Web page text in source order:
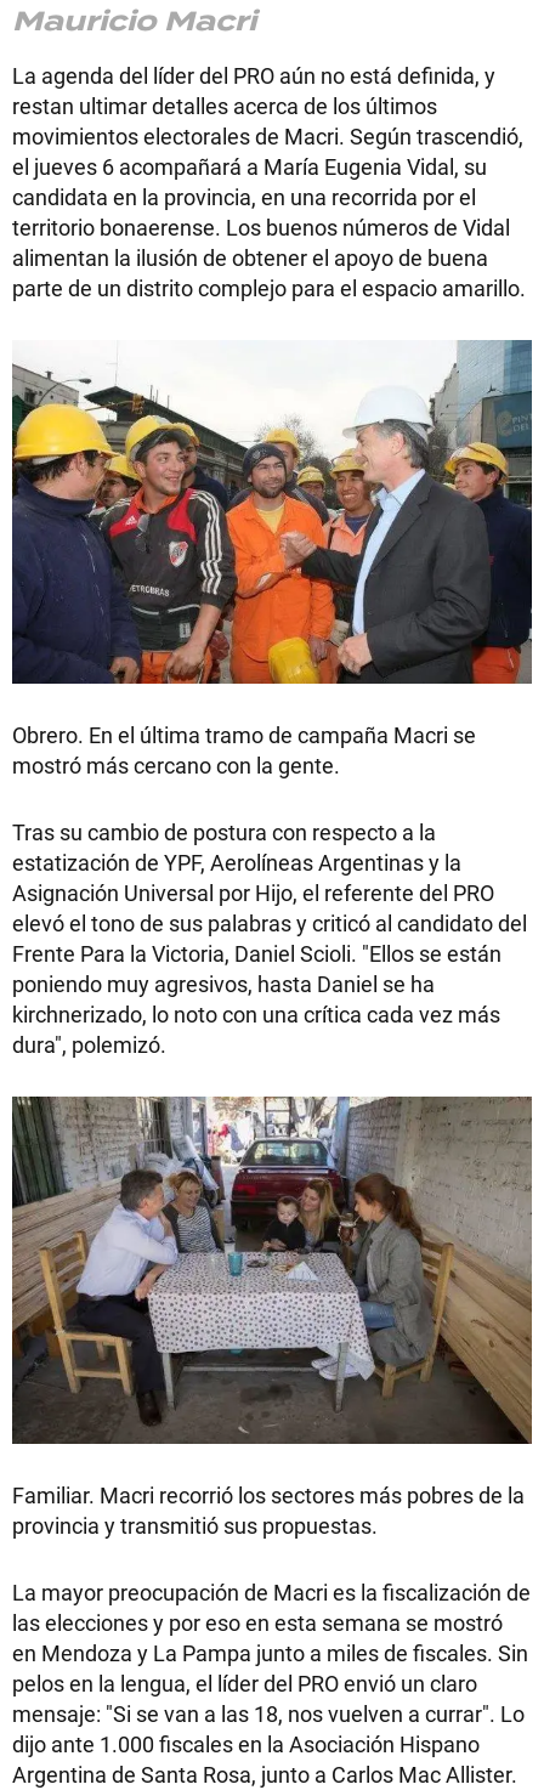
Mauricio Macri
La agenda del líder del PRO aún no está definida, y
restan ultimar detalles acerca de los últimos
movimientos electorales de Macri. Según trascendió,
el jueves 6 acompañará a María Eugenia Vidal, su
candidata en la provincia, en una recorrida por el
territorio bonaerense. Los buenos números de Vidal
alimentan la ilusión de obtener el apoyo de buena
parte de un distrito complejo para el espacio amarillo.
Obrero. En el última tramo de campaña Macri se
mostró más cercano con la gente.
Tras su cambio de postura con respecto a la
estatización de YPF, Aerolíneas Argentinas y la
Asignación Universal por Hijo, el referente del PRO
elevó el tono de sus palabras y criticó al candidato del
Frente Para la Victoria, Daniel Scioli. "Ellos se están
poniendo muy agresivos, hasta Daniel se ha
kirchnerizado, lo noto con una crítica cada vez más
dura", polemizó.
Familiar. Macri recorrió los sectores más pobres de la
provincia y transmitió sus propuestas.
La mayor preocupación de Macri es la fiscalización de
las elecciones y por eso en esta semana se mostró
en Mendoza y La Pampa junto a miles de fiscales. Sin
pelos en la lengua, el líder del PRO envió un claro
mensaje: "Si se van a las 18, nos vuelven a currar". Lo
dijo ante 1.000 fiscales en la Asociación Hispano
Argentina de Santa Rosa, junto a Carlos Mac Allister.